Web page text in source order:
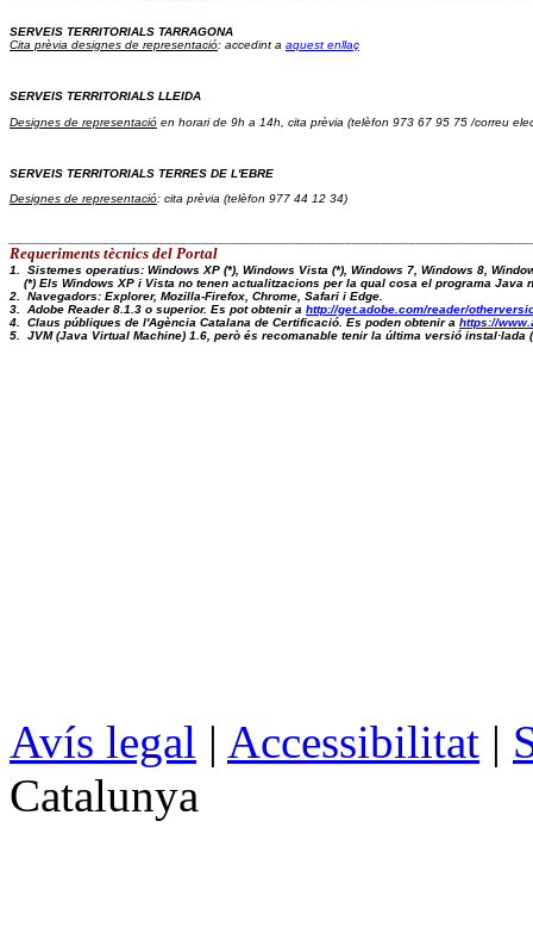
SERVEIS TERRITORIALS TARRAGONA
Cita prèvia designes de representació: accedint a aquest enllaç
SERVEIS TERRITORIALS LLEIDA
Designes de representació en horari de 9h a 14h, cita prèvia (telèfon 973 67 95 75 /correu
SERVEIS TERRITORIALS TERRES DE L'EBRE
Designes de representació: cita prèvia (telèfon 977 44 12 34)
Requeriments tècnics del Portal
1.  Sistemes operatius: Windows XP (*), Windows Vista (*), Windows 7, Windows 8,
(*) Els Windows XP i Vista no tenen actualitzacions per la qual cosa el programa Java
2.  Navegadors: Explorer, Mozilla-Firefox, Chrome, Safari i Edge.
3.  Adobe Reader 8.1.3 o superior. Es pot obtenir a http://get.adobe.com/reader/
4.  Claus públiques de l'Agència Catalana de Certificació. Es poden obtenir a https://
5.  JVM (Java Virtual Machine) 1.6, però és recomanable tenir la última versió
Avís legal | Accessibilitat |
Catalunya